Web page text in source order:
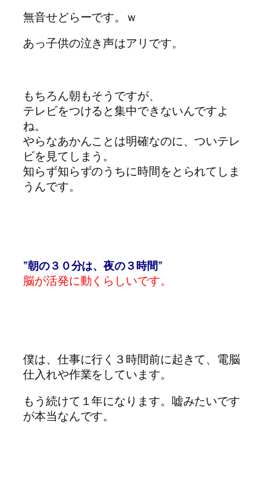
無音せどらーです。ｗ
あっ子供の泣き声はアリです。
もちろん朝もそうですが、
テレビをつけると集中できないんですよ
ね。
やらなあかんことは明確なのに、ついテレ
ビを見てしまう。
知らず知らずのうちに時間をとられてしま
うんです。
”朝の３０分は、夜の３時間”
脳が活発に動くらしいです。
僕は、仕事に行く３時間前に起きて、電脳
仕入れや作業をしています。
もう続けて１年になります。嘘みたいです
が本当なんです。